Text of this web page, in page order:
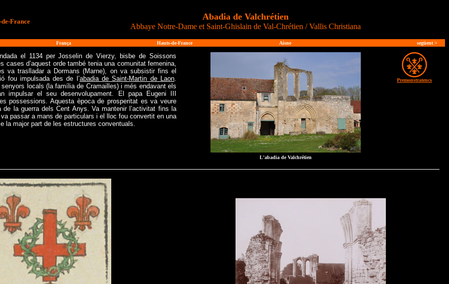
France Abadia de Valchrétien
AbbayeNotre-Dame et Saint-Ghislain de Val-Chrétien / Vallis Christiana
França Hauts-de-France Aisne següent >
el 1134 per Josselin de Vierzy, bisbe de Soissons
cases d’aquest orde també tenia una comunitat femenina,
va traslladar a Dormans (Marne), on va subsistir fins el
fou impulsada des de l’abadia de Saint-Martin de Laon.
locals (la família de Cramailles) i més endavant els
impulsar el seu desenvolupament. El papa Eugeni III
possessions. Aquesta època de prosperitat es va veure
de la guerra dels Cent Anys. Va mantenir l’activitat fins la
passar a mans de particulars i el lloc fou convertit en una
la major part de les estructures conventuals.
L'abadia de Valchrétien
Premonstratencs